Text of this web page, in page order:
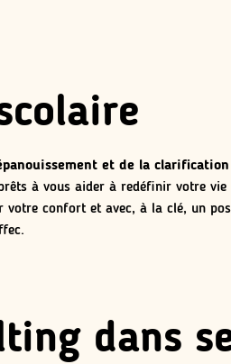
et de la
à vous aider à redéfinir votre
confort et avec, à la clé, un
dans